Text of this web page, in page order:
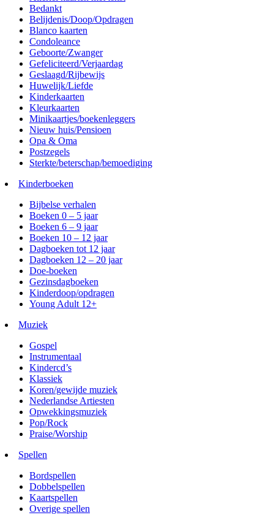
Bedankt
Belijdenis/Doop/Opdragen
Blanco kaarten
Condoleance
Geboorte/Zwanger
Gefeliciteerd/Verjaardag
Geslaagd/Rijbewijs
Huwelijk/Liefde
Kinderkaarten
Kleurkaarten
Minikaartjes/boekenleggers
Nieuw huis/Pensioen
Opa & Oma
Postzegels
Sterkte/beterschap/bemoediging
Kinderboeken
Bijbelse verhalen
Boeken 0 – 5 jaar
Boeken 6 – 9 jaar
Boeken 10 – 12 jaar
Dagboeken tot 12 jaar
Dagboeken 12 – 20 jaar
Doe-boeken
Gezinsdagboeken
Kinderdoop/opdragen
Young Adult 12+
Muziek
Gospel
Instrumentaal
Kindercd’s
Klassiek
Koren/gewijde muziek
Nederlandse Artiesten
Opwekkingsmuziek
Pop/Rock
Praise/Worship
Spellen
Bordspellen
Dobbelspellen
Kaartspellen
Overige spellen